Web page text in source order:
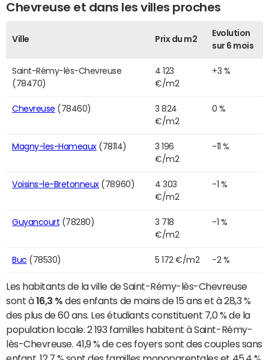
Chevreuse et dans les villes proches
Ville Prix du m2
Evolution
sur 6 mois
Saint-Rémy-lès-Chevreuse
(78470)
4 123
€/m2
+3 %
Chevreuse (78460)
3 824
€/m2
0 %
Magny-les-Hameaux(78114)
3 196
€/m2
-11 %
Voisins-le-Bretonneux(78960)
4 303
€/m2
-1 %
Guyancourt (78280)
3 718
€/m2
-1 %
Buc (78530) 5 172 €/m2 -2 %
Les habitants de la ville de Saint-Rémy-lès-Chevreuse
sont à16,3 % des enfants de moins de 15 ans et à 28,3 %
des plus de 60 ans. Les étudiants constituent 7,0 % de la
population locale. 2 193 familles habitent à Saint-Rémy-
lès-Chevreuse. 41,9 % de ces foyers sont des couples sans